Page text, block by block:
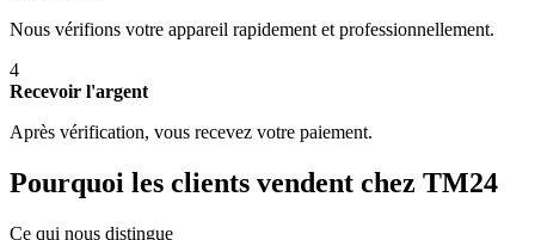
Nous vérifions votre appareil rapidement et professionnellement.
4
Recevoir l'argent
Après vérification, vous recevez votre paiement.
Pourquoi les clients vendent chez TM24
Ce qui nous distingue